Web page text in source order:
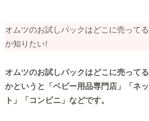
オムツのお試しパックはどこに売ってる
か知りたい!
オムツのお試しパックはどこに売ってる
かというと「ベビー用品専門店」「ネッ
ト」「コンビニ」などです。